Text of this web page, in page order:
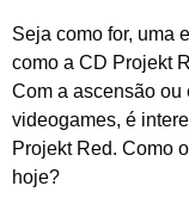
Seja como for, uma
como a CD Projekt
Com a ascensão ou
videogames, é
Projekt Red. Como
hoje?